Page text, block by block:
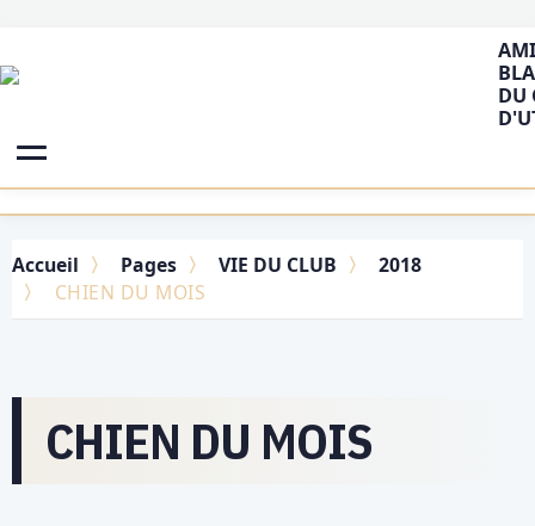
DU
Accueil Pages VIE DU CLUB
2018
CHIEN DU MOIS
CHIEN DU MOIS